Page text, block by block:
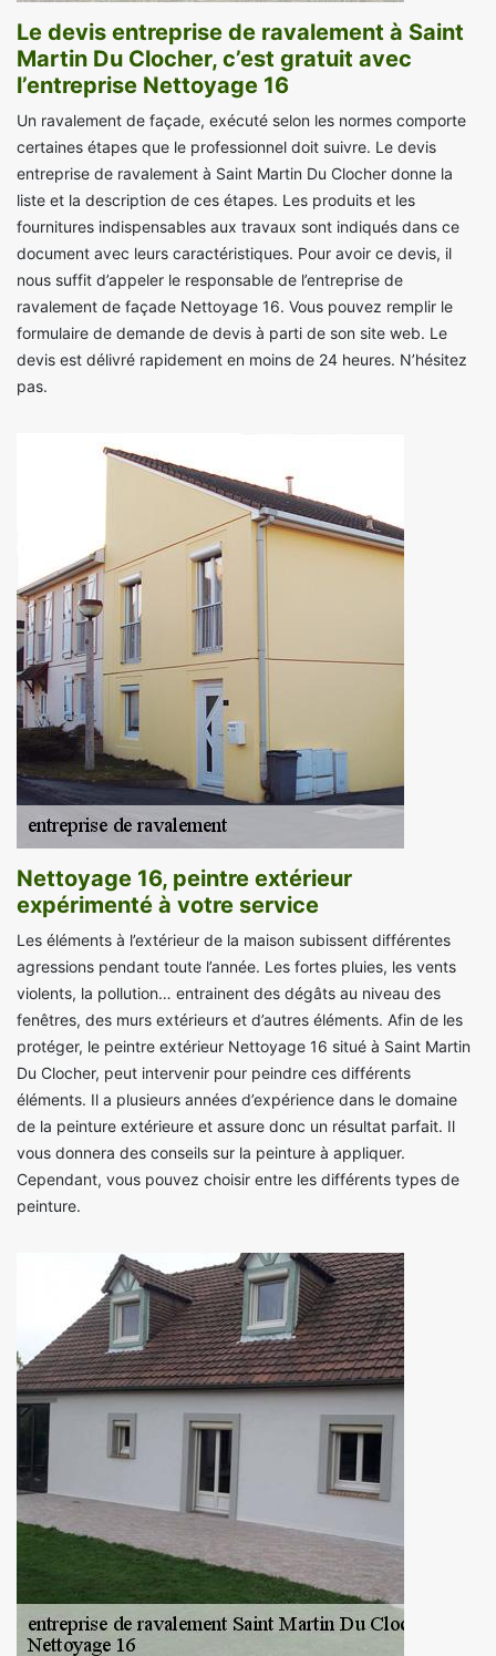
Le devis entreprise de ravalement à Saint
Martin Du Clocher, c’est gratuit avec
l’entreprise Nettoyage 16
Un ravalement de façade, exécuté selon les normes comporte
certaines étapes que le professionnel doit suivre. Le devis
entreprise de ravalement à Saint Martin Du Clocher donne la
liste et la description de ces étapes. Les produits et les
fournitures indispensables aux travaux sont indiqués dans ce
document avec leurs caractéristiques. Pour avoir ce devis, il
nous suffit d’appeler le responsable de l’entreprise de
ravalement de façade Nettoyage 16. Vous pouvez remplir le
formulaire de demande de devis à parti de son site web. Le
devis est délivré rapidement en moins de 24 heures. N’hésitez
pas.
Nettoyage 16, peintre extérieur
expérimenté à votre service
Les éléments à l’extérieur de la maison subissent différentes
agressions pendant toute l’année. Les fortes pluies, les vents
violents, la pollution… entrainent des dégâts au niveau des
fenêtres, des murs extérieurs et d’autres éléments. Afin de les
protéger, le peintre extérieur Nettoyage 16 situé à Saint Martin
Du Clocher, peut intervenir pour peindre ces différents
éléments. Il a plusieurs années d’expérience dans le domaine
de la peinture extérieure et assure donc un résultat parfait. Il
vous donnera des conseils sur la peinture à appliquer.
Cependant, vous pouvez choisir entre les différents types de
peinture.